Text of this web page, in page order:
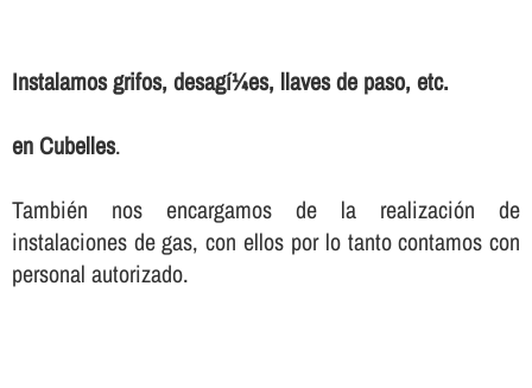
Instalamos grifos, desagí¼es, llaves de paso, etc.
en Cubelles.
También nos encargamos de la realización de
instalaciones de gas, con ellos por lo tanto contamos con
personal autorizado.